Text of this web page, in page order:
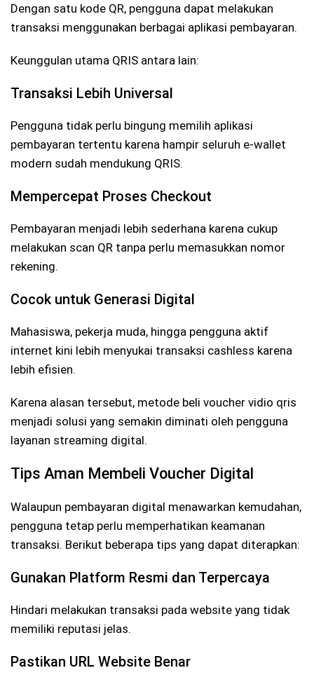
Dengan satu kode QR, pengguna dapat melakukan
transaksi menggunakan berbagai aplikasi pembayaran.
Keunggulan utama QRIS antara lain:
Transaksi Lebih Universal
Pengguna tidak perlu bingung memilih aplikasi
pembayaran tertentu karena hampir seluruh e-wallet
modern sudah mendukung QRIS.
Mempercepat Proses Checkout
Pembayaran menjadi lebih sederhana karena cukup
melakukan scan QR tanpa perlu memasukkan nomor
rekening.
Cocok untuk Generasi Digital
Mahasiswa, pekerja muda, hingga pengguna aktif
internet kini lebih menyukai transaksi cashless karena
lebih efisien.
Karena alasan tersebut, metode beli voucher vidio qris
menjadi solusi yang semakin diminati oleh pengguna
layanan streaming digital.
Tips Aman Membeli Voucher Digital
Walaupun pembayaran digital menawarkan kemudahan,
pengguna tetap perlu memperhatikan keamanan
transaksi. Berikut beberapa tips yang dapat diterapkan:
Gunakan Platform Resmi dan Terpercaya
Hindari melakukan transaksi pada website yang tidak
memiliki reputasi jelas.
Pastikan URL Website Benar